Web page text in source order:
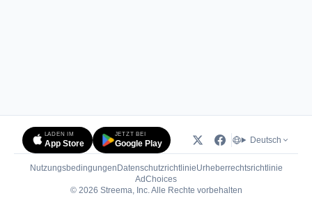
LADEN IM
App Store
JETZT BEI
Google Play Deutsch
Nutzungsbedingungen DatenschutzrichtlinieUrheberrechtsrichtlinie
AdChoices(öffnet in neuem Tab)
© 2026 Streema, Inc. Alle Rechte vorbehalten